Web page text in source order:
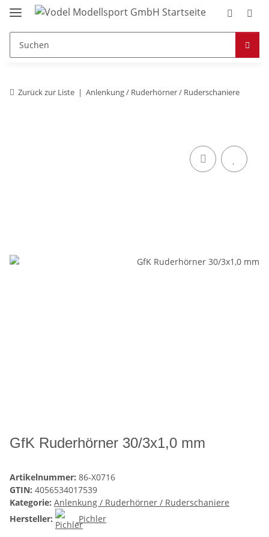
Zurück zur Liste Anlenkung / Ruderhörner / Ruderschaniere
GfK Ruderhörner 30/3x1,0 mm
Artikelnummer: 86-X0716
GTIN: 4056534017539
Kategorie: Anlenkung / Ruderhörner / Ruderschaniere
Hersteller:
Pichler